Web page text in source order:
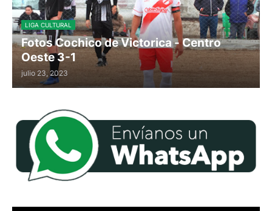
LIGA CULTURAL
Fotos Cochico de Victorica - Centro
Oeste 3-1
julio 23, 2023